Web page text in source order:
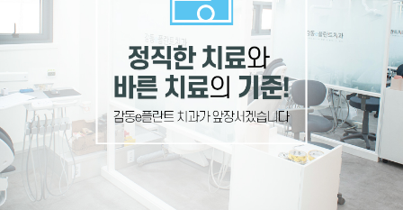
뼈이식
임플란트
소아진료
심미치료 상담&커뮤